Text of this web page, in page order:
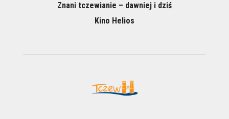
Znani tczewianie – dawniej i dziś
Kino Helios